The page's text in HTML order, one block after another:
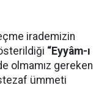
irademizin
“Eyyâm-ı
olmamız gereken
ümmeti